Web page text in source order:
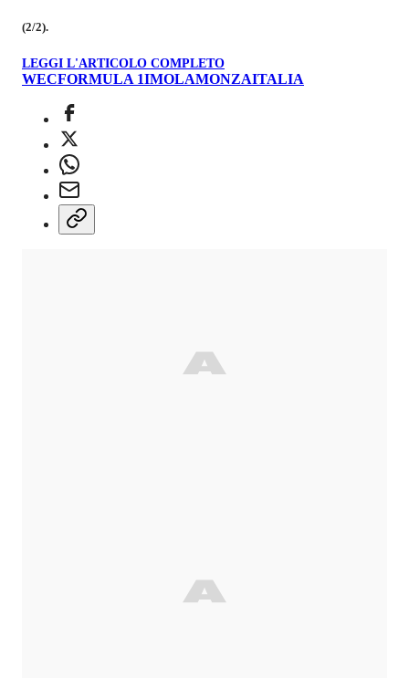
(2/2).
LEGGI L'ARTICOLO COMPLETO
WECFORMULA 1IMOLAMONZAITALIA